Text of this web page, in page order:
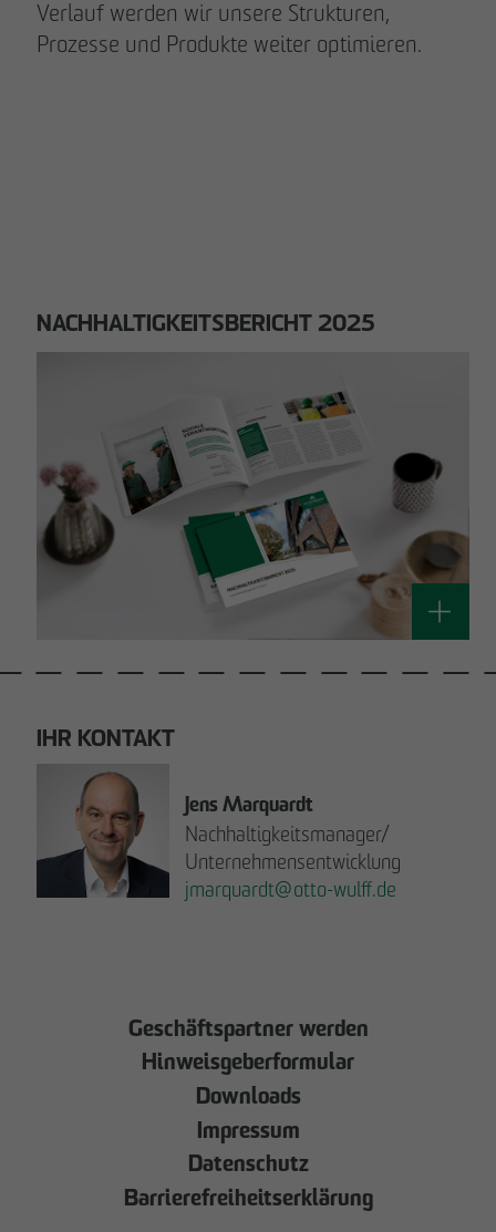
Verlauf werden wir unsere Strukturen,
Prozesse und Produkte weiter optimieren.
NACHHALTIGKEITSBERICHT 2025
IHR KONTAKT
Jens Marquardt
Nachhaltigkeitsmanager/
Unternehmensentwicklung
jmarquardt@otto-wulff.de
Geschäftspartner werden
Hinweisgeberformular
Downloads
Impressum
Datenschutz
Barrierefreiheitserklärung